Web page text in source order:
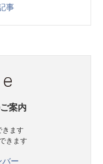
事
案内
きます
きます
ー